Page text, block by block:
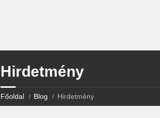
Hirdetmény
Főoldal Blog Hirdetmény